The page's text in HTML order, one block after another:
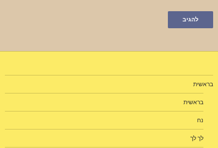
בראשית
בראשית
נח
לך לך